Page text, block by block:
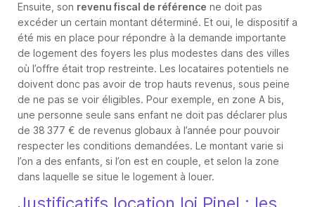
Ensuite, son revenu fiscal de référence ne doit pas
excéder un certain montant déterminé. Et oui, le dispositif a
été mis en place pour répondre à la demande importante
de logement des foyers les plus modestes dans des villes
où l’offre était trop restreinte. Les locataires potentiels ne
doivent donc pas avoir de trop hauts revenus, sous peine
de ne pas se voir éligibles. Pour exemple, en zone A bis,
une personne seule sans enfant ne doit pas déclarer plus
de 38 377 € de revenus globaux à l’année pour pouvoir
respecter les conditions demandées. Le montant varie si
l’on a des enfants, si l’on est en couple, et selon la zone
dans laquelle se situe le logement à louer.